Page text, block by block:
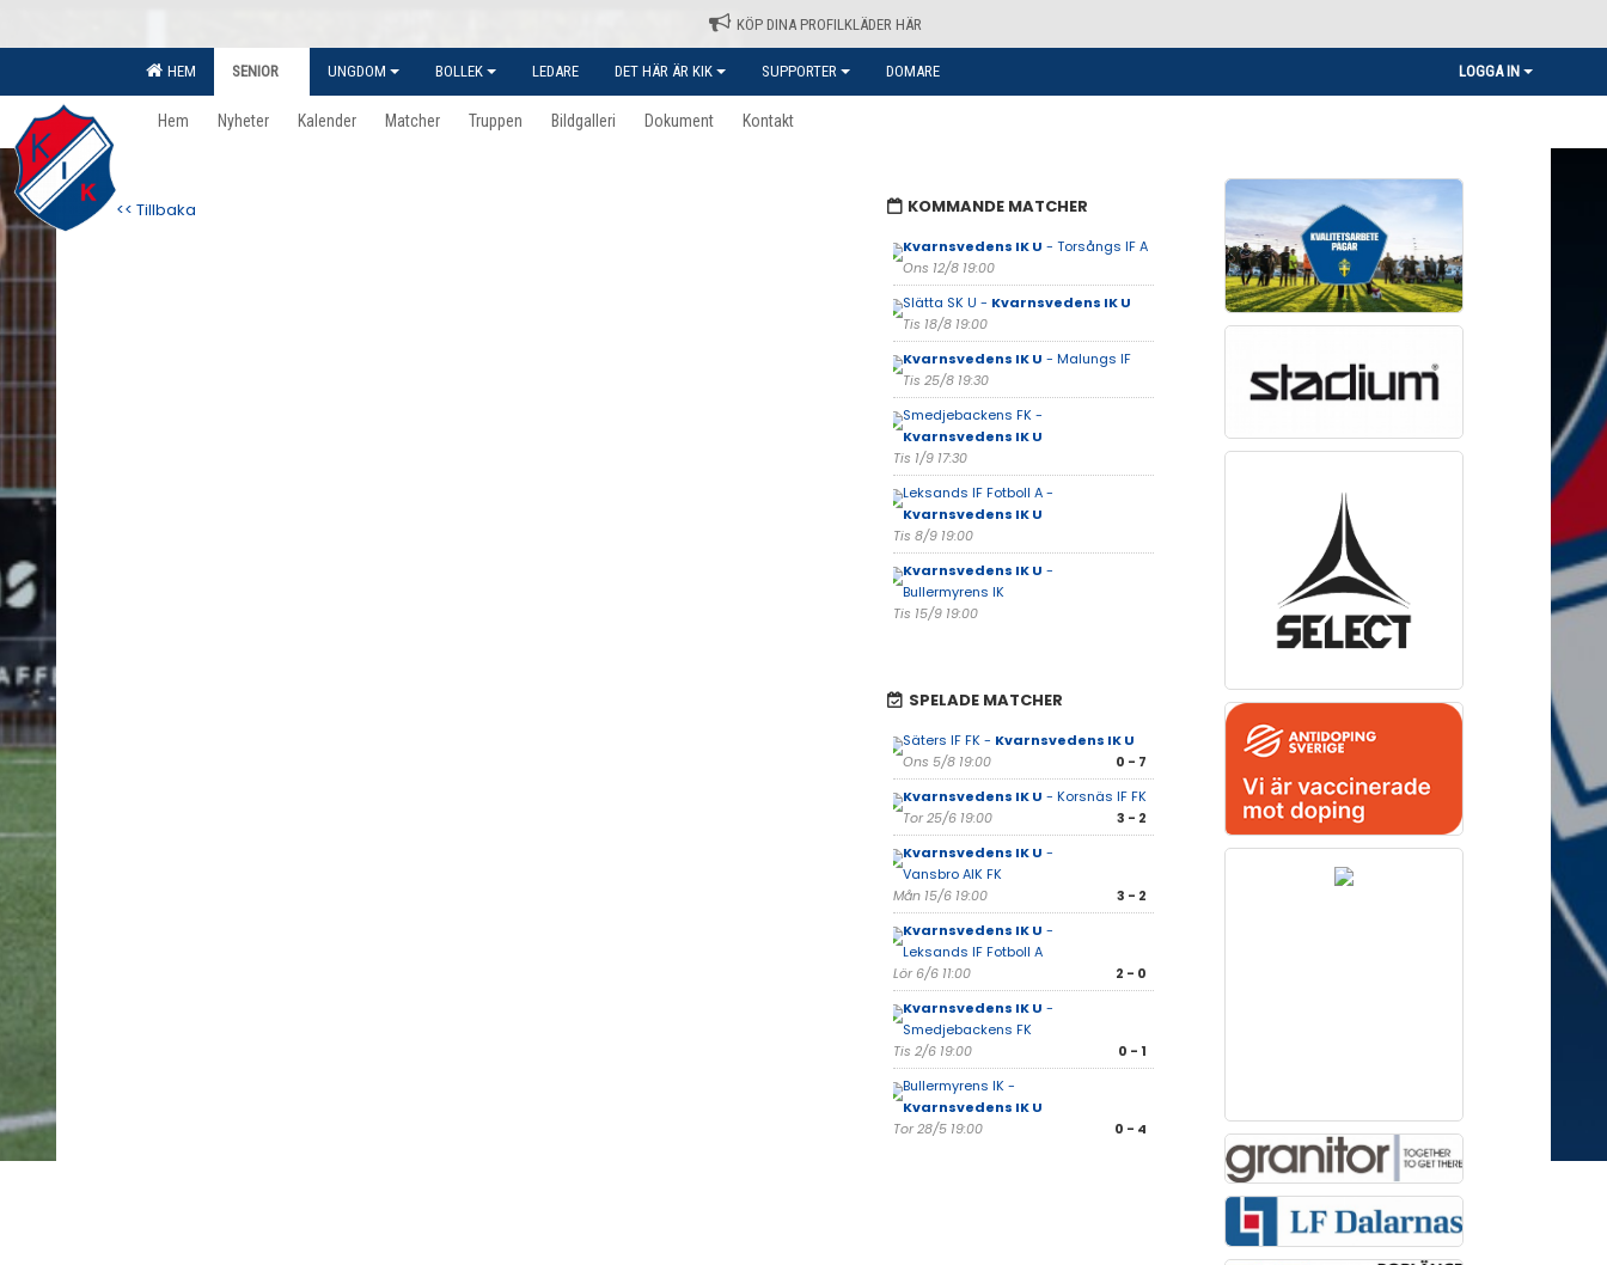
KÖP DINA PROFILKLÄDER HÄR
HEM SENIOR UNGDOM BOLLEK LEDARE DET HÄR ÄR KIK SUPPORTER DOMARE LOGGA IN
Hem Nyheter Kalender Matcher Truppen Bildgalleri Dokument Kontakt
<< Tillbaka KOMMANDE MATCHER
Kvarnsvedens IK U - Torsångs IF A
Ons 12/8 19:00
Slätta SK U - Kvarnsvedens IK U
Tis 18/8 19:00
Kvarnsvedens IK U - Malungs IF
Tis 25/8 19:30
Smedjebackens FK -
Kvarnsvedens IK U
Tis 1/9 17:30
Leksands IF Fotboll A -
Kvarnsvedens IK U
Tis 8/9 19:00
Kvarnsvedens IK U -
Bullermyrens IK
Tis 15/9 19:00
SPELADE MATCHER
Säters IF FK - Kvarnsvedens IK U
Ons 5/8 19:00
0 - 7
Kvarnsvedens IK U - Korsnäs IF FK
Tor 25/6 19:00
3 - 2
Kvarnsvedens IK U -
Vansbro AIK FK
Mån 15/6 19:00
3 - 2
Kvarnsvedens IK U -
Leksands IF Fotboll A
Lör 6/6 11:00
2 - 0
Kvarnsvedens IK U -
Smedjebackens FK
Tis 2/6 19:00
0 - 1
Bullermyrens IK -
Kvarnsvedens IK U
Tor 28/5 19:00
0 - 4